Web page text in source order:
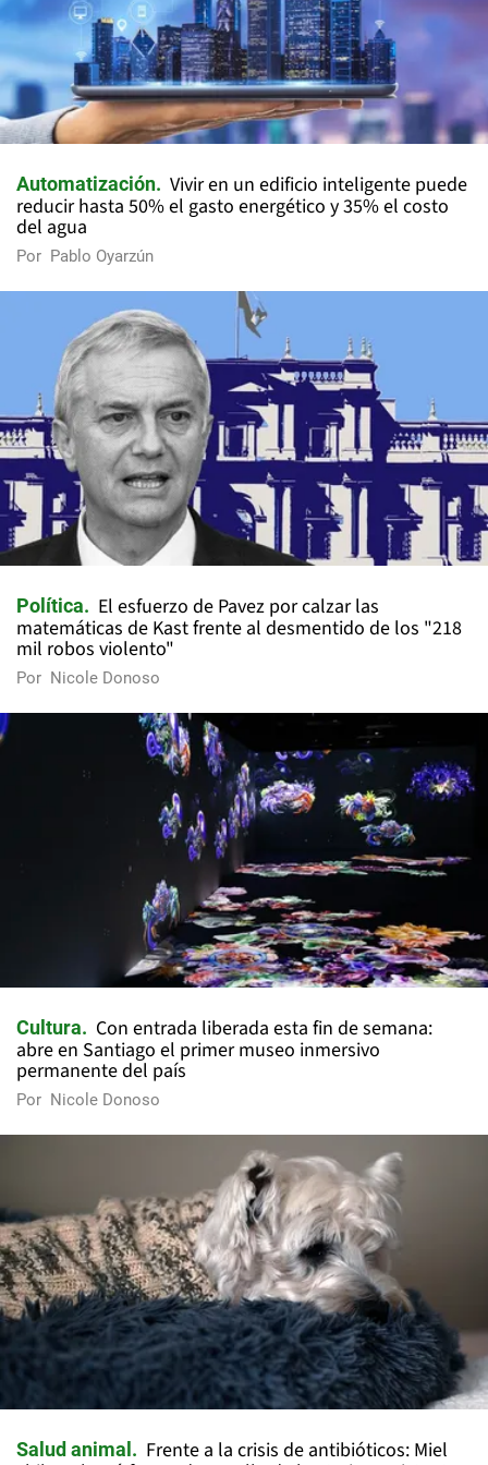
Automatización
Vivir en un edificio inteligente puede
reducir hasta 50% el gasto energético y 35% el costo
del agua
Por Pablo Oyarzún
Política
El esfuerzo de Pavez por calzar las
matemáticas de Kast frente al desmentido de los "218
mil robos violento"
Por Nicole Donoso
Cultura
Con entrada liberada esta fin de semana:
abre en Santiago el primer museo inmersivo
permanente del país
Por Nicole Donoso
Salud animal
Frente a la crisis de antibióticos: Miel